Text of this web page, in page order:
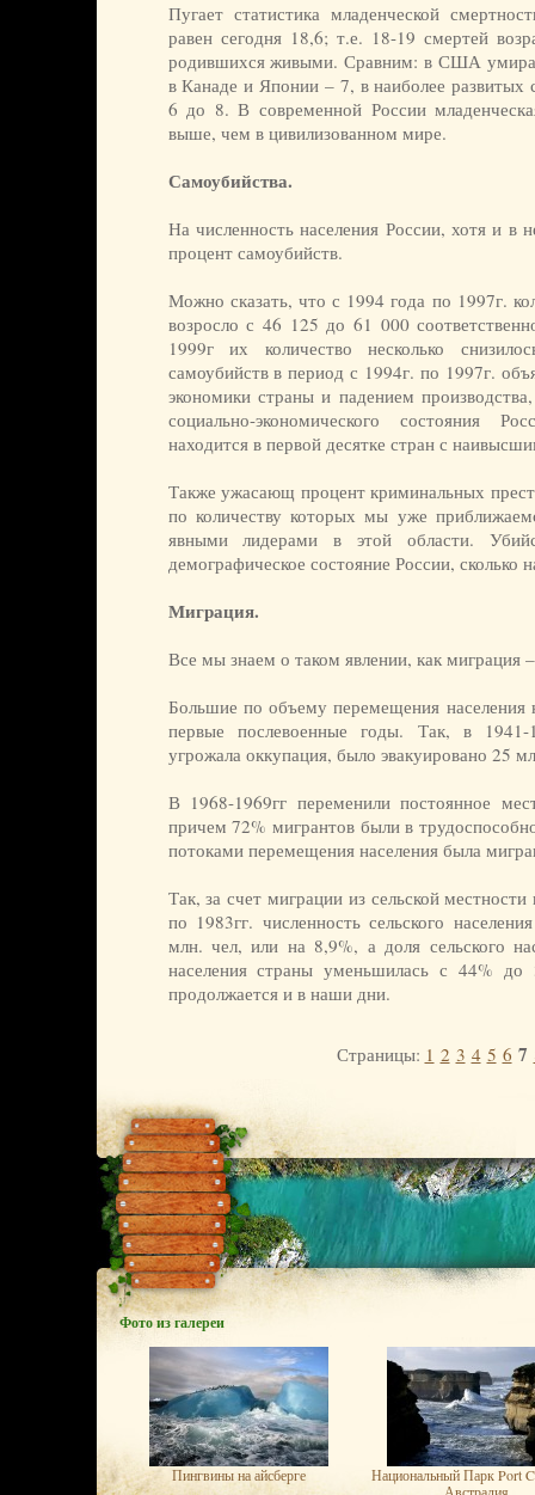
Пугает статистика младенческой
равен сегодня 18,6; т.е. 18-19 смертей
родившихся живыми. Сравним: в США
в Канаде и Японии – 7, в наиболее развитых
6 до 8. В современной России
выше, чем в цивилизованном мире.
Самоубийства.
На численность населения России, хотя и в
процент самоубийств.
Можно сказать, что с 1994 года по 1997г.
возросло с 46 125 до 61 000
1999г их количество несколько
самоубийств в период с 1994г. по 1997г.
экономики страны и падением
социально-экономического состояния
находится в первой десятке стран с
Также ужасающ процент криминальных
по количеству которых мы уже
явными лидерами в этой области.
демографическое состояние России, сколько
Миграция.
Все мы знаем о таком явлении, как миграция
Большие по объему перемещения
первые послевоенные годы. Так, в
угрожала оккупация, было эвакуировано 25
В 1968-1969гг переменили постоянное
причем 72% мигрантов были в
потоками перемещения населения была
Так, за счет миграции из сельской
по 1983гг. численность сельского
млн. чел, или на 8,9%, а доля сельского
населения страны уменьшилась с 44% до
продолжается и в наши дни.
Страницы: 1 2 3 4 5 6 7
Фото из галереи
Пингвины на айсберге
Национальный Парк Port